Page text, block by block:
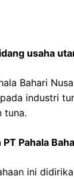
usaha
Bahari
industri
tuna.
PT Pahala
ini